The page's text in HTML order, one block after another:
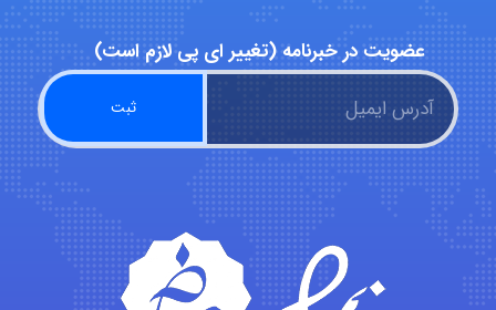
hosein abdolvand
Kati
emami
عضویت در خبرنامه (تغییر ای پی لازم است)